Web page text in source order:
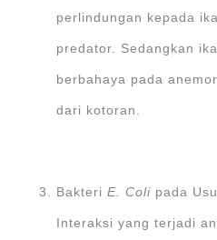
perlindungan kepada
predator. Sedangkan
berbahaya pada
dari kotoran.
BakteriE. Coli pada
Interaksi yang terjadi